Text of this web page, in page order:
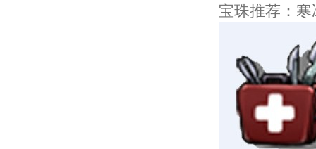
宝珠推荐：